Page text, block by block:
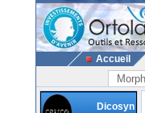
Accueil
Dicosyn